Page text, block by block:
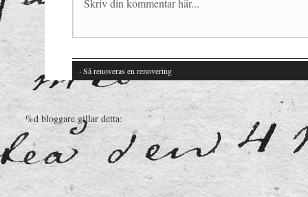
· Så renoveras en renovering
%d bloggare gillar detta: